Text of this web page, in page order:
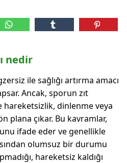
nedir
ile sağlığı artırma amacı
Ancak, sporun zıt
hareketsizlik, dinlenme veya
plana çıkar. Bu kavramlar,
ifade eder ve genellikle
olumsuz bir durumu
hareketsiz kaldığı